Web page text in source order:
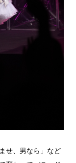
せ、男なら」など